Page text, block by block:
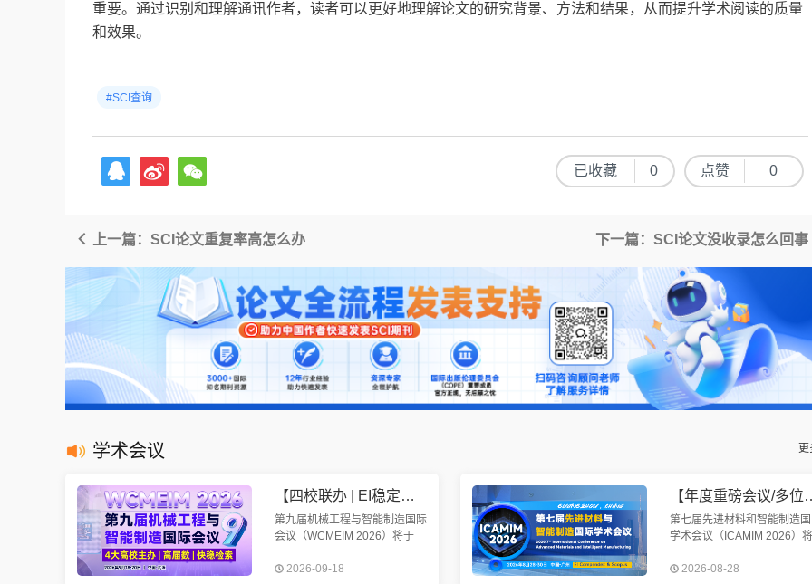
重要。通过识别和理解通讯作者，读者可以更好地理解论文的研究背景、方法和结果，从而提升学术阅读的质量
和效果。
#SCI查询
已收藏 0 点赞 0
上一篇：SCI论文重复率高怎么办 下一篇：SCI论文没收录怎么回事
学术会议 更
【四校联办 | EI稳定检索 | 往届均已检索】第九届机械工程与智能制造国际会议（WCMEIM 2026）
第九届机械工程与智能制造国际
会议（WCMEIM 2026）将于
开。会议将围绕机械工程与智能
2026-09-18
【年度重磅会议/多位院士报告/
第七届先进材料和智能制造
学术会议（ICAMIM 2026）将
州召开。本次会议旨在加强
2026-08-28